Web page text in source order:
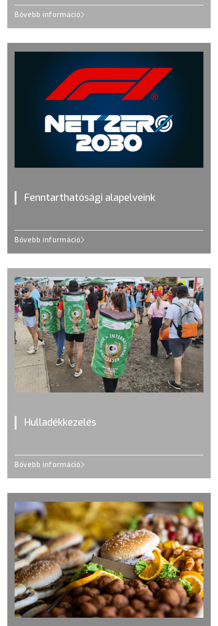
Bővebb információ
Fenntarthatósági alapelveink
Bővebb információ
Hulladékkezelés
Bővebb információ